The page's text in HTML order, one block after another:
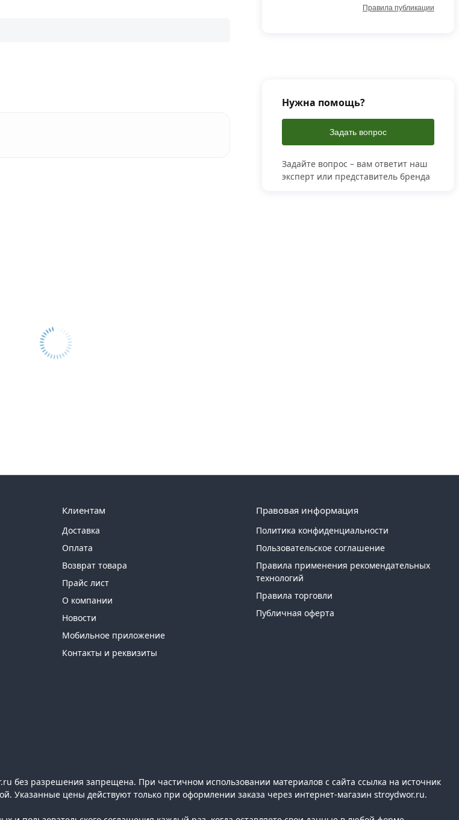
Правила публикации
Нужна помощь?
Задать вопрос
Задайте вопрос – вам ответит наш
эксперт или представитель бренда
Клиентам
Доставка
Оплата
Возврат товара
Прайс лист
О компании
Новости
Мобильное приложение
Контакты и реквизиты
Правовая информация
Политика конфиденциальности
Пользовательское соглашение
Правила применения рекомендательных
технологий
Правила торговли
Публичная оферта
разрешения запрещена. При частичном использовании материалов с сайта ссылка на источник
Указанные цены действуют только при оформлении заказа через интернет-магазин stroydwor.ru.